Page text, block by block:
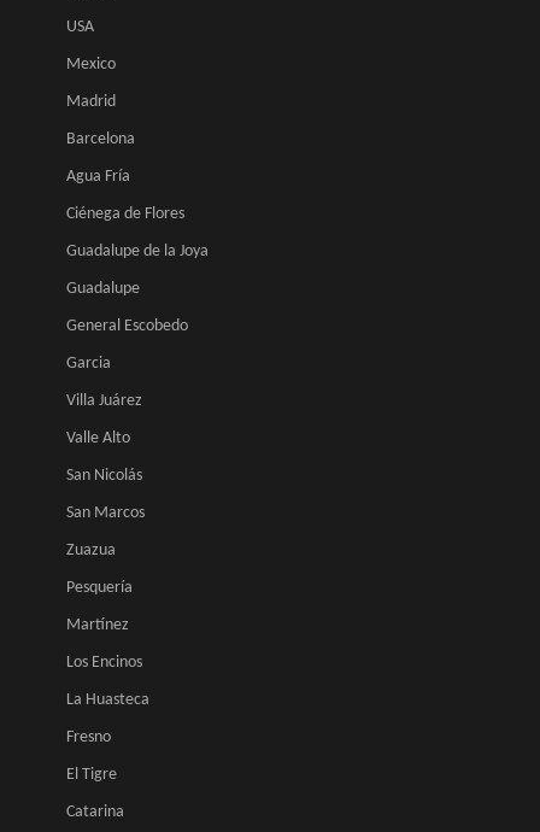
USA
Mexico
Madrid
Barcelona
Agua Fría
Ciénega de Flores
Guadalupe de la Joya
Guadalupe
General Escobedo
Garcia
Villa Juárez
Valle Alto
San Nicolás
San Marcos
Zuazua
Pesquería
Martínez
Los Encinos
La Huasteca
Fresno
El Tigre
Catarina